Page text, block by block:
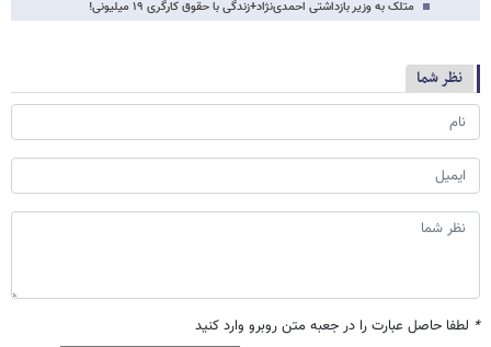
متلک به وزیر بازداشتی احمدی‌نژاد+زندگی با حقوق کارگری ۱۹ میلیونی!
نظر شما
* لطفا حاصل عبارت را در جعبه متن روبرو وارد کنید